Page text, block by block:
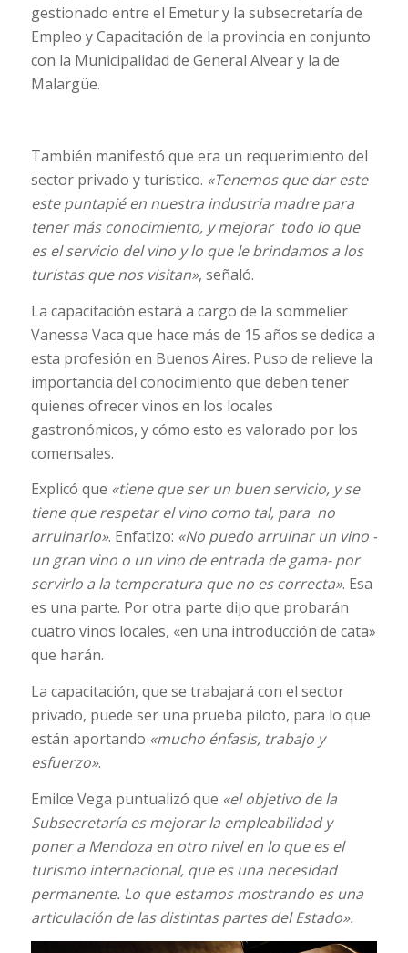
gestionado entre el Emetur y la subsecretaría de
Empleo y Capacitación de la provincia en conjunto
con la Municipalidad de General Alvear y la de
Malargüe.
También manifestó que era un requerimiento del
sector privado y turístico. «Tenemos que dar este
este puntapié en nuestra industria madre para
tener más conocimiento, y mejorar todo lo que
es el servicio del vino y lo que le brindamos a los
turistas que nos visitan», señaló.
La capacitación estará a cargo de la sommelier
Vanessa Vaca que hace más de 15 años se dedica a
esta profesión en Buenos Aires. Puso de relieve la
importancia del conocimiento que deben tener
quienes ofrecer vinos en los locales
gastronómicos, y cómo esto es valorado por los
comensales.
Explicó que «tiene que ser un buen servicio, y se
tiene que respetar el vino como tal, para no
arruinarlo». Enfatizo: «No puedo arruinar un vino -
un gran vino o un vino de entrada de gama- por
servirlo a la temperatura que no es correcta». Esa
es una parte. Por otra parte dijo que probarán
cuatro vinos locales, «en una introducción de cata»
que harán.
La capacitación, que se trabajará con el sector
privado, puede ser una prueba piloto, para lo que
están aportando «mucho énfasis, trabajo y
esfuerzo».
Emilce Vega puntualizó que «el objetivo de la
Subsecretaría es mejorar la empleabilidad y
poner a Mendoza en otro nivel en lo que es el
turismo internacional, que es una necesidad
permanente. Lo que estamos mostrando es una
articulación de las distintas partes del Estado».